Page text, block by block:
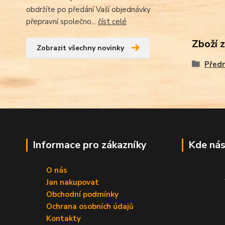
obdržíte po předání Vaší objednávky
přepravní společno... číst celé
Zobrazit všechny novinky Zboží
Informace pro zákazníky
O nás
Jan nakupovat
Obchodní podmínky
Ochrana osobních údajů
Kontakty
Kde